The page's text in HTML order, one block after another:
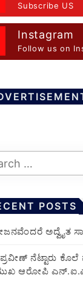
Subscribe US
Instagram
Follow us on
POSTS
ಅದ್ವೈತ
ಪ್ರವೀಣ್ ನೆಟ್ಟಾರು
ಆರೋಪಿ